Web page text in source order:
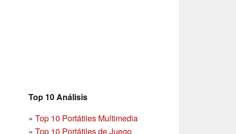
Top 10 Análisis
» Top 10 Portátiles Multimedia
» Top 10 Portátiles de Juego